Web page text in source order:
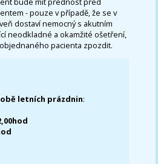
- pouze v případě, že se v
dostaví nemocný s akutním
neodkladné a okamžité ošetření,
pacienta zpozdit.
letních prázdnin: